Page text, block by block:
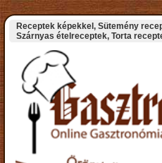
Receptek képekkel, Sütemény
Szárnyas ételreceptek, Torta